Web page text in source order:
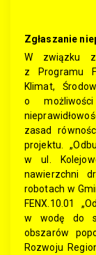
Zgłaszanie
W związku z
z Programu
Klimat,
o
zasad
projektu.
w ul.
nawierzchni
robotach w
FENX.10.01
w wodę do
obszarów
Rozwoju